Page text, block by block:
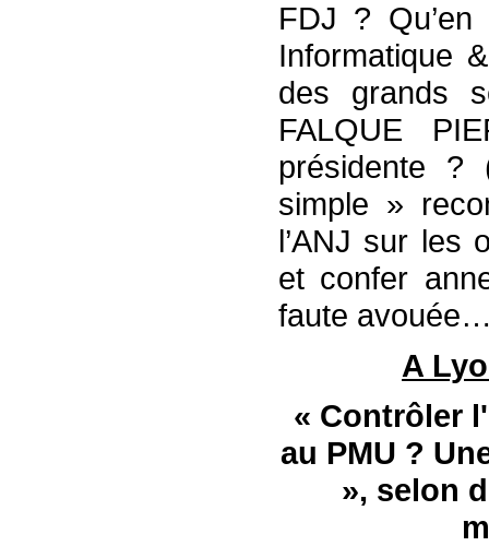
FDJ ?
Informatique
des grands
FALQUE
présidente ?
simple »
l’ANJ sur les
et confer
faute avouée…
A
« Contrôler
au PMU ?
», selon